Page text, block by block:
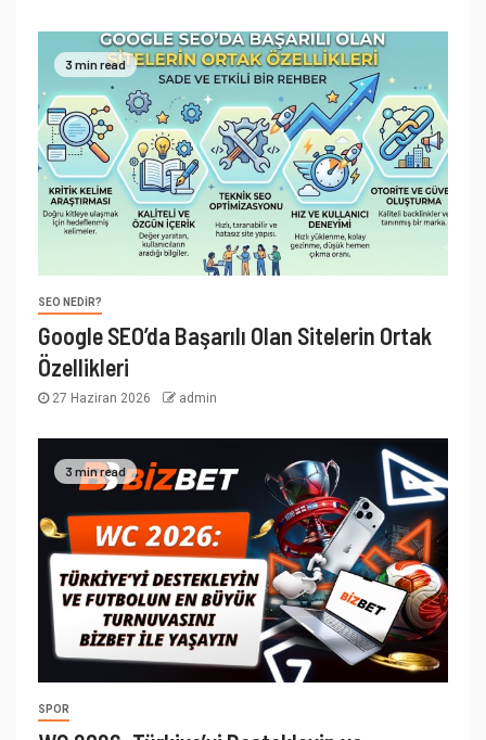
3 min read
SEO NEDIR?
Google SEO’da Başarılı Olan Sitelerin Ortak
Özellikleri
27 Haziran 2026 admin
3 min read
SPOR